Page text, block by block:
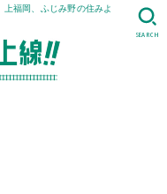
福岡、ふじみ野の住みよ
SEARCH